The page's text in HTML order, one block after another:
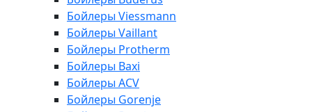
Бойлеры Viessmann
Бойлеры Vaillant
Бойлеры Protherm
Бойлеры Baxi
Бойлеры ACV
Бойлеры Gorenje